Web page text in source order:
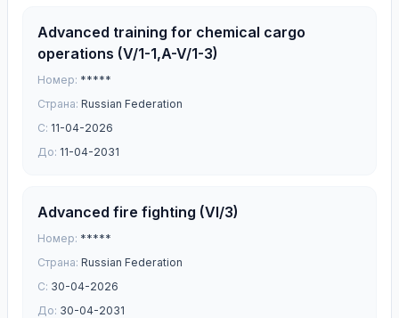
Advanced training for chemical cargo
operations (V/1-1,A-V/1-3)
Номер: *****
Страна: Russian Federation
С: 11-04-2026
До: 11-04-2031
Advanced fire fighting (VI/3)
Номер: *****
Страна: Russian Federation
С: 30-04-2026
До: 30-04-2031